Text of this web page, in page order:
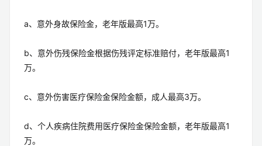
a、意外身故保险金，老年版最高1万。
b、意外伤残保险金根据伤残评定标准赔付，老年版最高1
万。
c、意外伤害医疗保险金保险金额，成人最高3万。
d、个人疾病住院费用医疗保险金保险金额，老年版最高1
万。